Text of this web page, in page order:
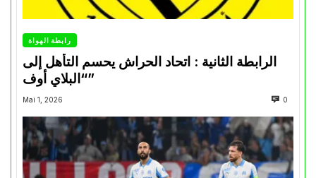
رابطة الهواة
الرابطة الثانية : اتحاد الحراش يحسم التأهل إلى
“البلاي أوف”
Mai 1, 2026 0